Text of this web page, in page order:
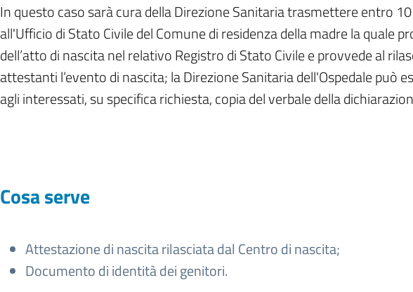
In questo caso sarà cura della Direzione Sanitaria trasmettere entro
all'Ufficio di Stato Civile del Comune di residenza della madre la quale
dell’atto di nascita nel relativo Registro di Stato Civile e provvede al
attestanti l’evento di nascita; la Direzione Sanitaria dell'Ospedale può
agli interessati, su specifica richiesta, copia del verbale della
Cosa serve
Attestazione di nascita rilasciata dal Centro di nascita;
Documento di identità dei genitori.